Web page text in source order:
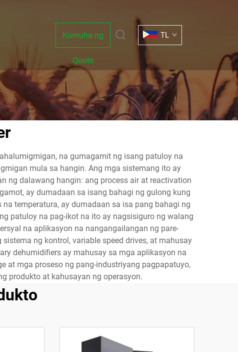
Kumuha ng
Quote
TL
na gumagamit ng isang patuloy na
mula sa hangin. Ang mga sistemang ito ay
ng dalawang hangin: ang process air at reactivation
ay dumadaan sa isang bahagi ng gulong kung
temperatura, ay dumadaan sa isa pang bahagi ng
patuloy na pag-ikot na ito ay nagsisiguro ng walang
na aplikasyon na nangangailangan ng pare-
ng kontrol, variable speed drives, at mahusay
dehumidifiers ay mahusay sa mga aplikasyon na
at mga proseso ng pang-industriyang pagpapatuyo,
produkto at kahusayan ng operasyon.